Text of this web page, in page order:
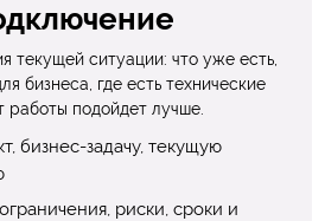
текущей ситуации: что уже есть,
бизнеса, где есть технические
работы подойдет лучше.
бизнес-задачу, текущую
риски, сроки и